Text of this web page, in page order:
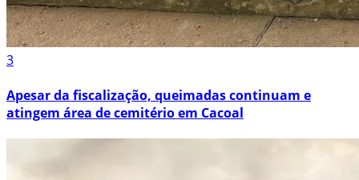
3
Apesar da fiscalização, queimadas continuam e
atingem área de cemitério em Cacoal